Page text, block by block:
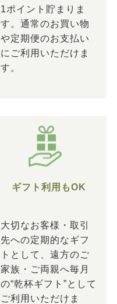
1ポイント貯まりま
す。通常のお買い物
や定期便のお支払い
にご利用いただけま
す。
ギフト利用もOK
大切なお客様・取引
先への定期的なギフ
トとして、遠方のご
家族・ご両親へ毎月
の“乾杯ギフト”として
ご利用いただけま